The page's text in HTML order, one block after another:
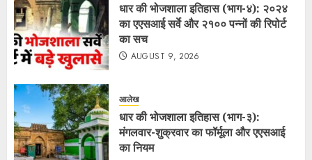
धार की भोजशाला इतिहास (भाग-४): २०२४
का एएसआई सर्वे और २१०० पन्नों की रिपोर्ट
का सच
AUGUST 9, 2026
आलेख
धार की भोजशाला इतिहास (भाग-३):
मंगलवार-शुक्रवार का फॉर्मूला और एएसआई
का नियम